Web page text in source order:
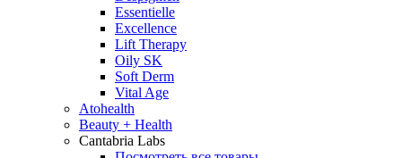
Essentielle
Excellence
Lift Therapy
Oily SK
Soft Derm
Vital Age
Atohealth
Beauty + Health
Cantabria Labs